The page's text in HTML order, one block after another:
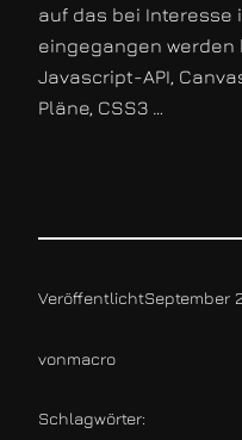
auf das bei Interesse
eingegangen werden
Javascript-API,
Pläne, CSS3 …
VeröffentlichtSeptember
vonmacro
Schlagwörter: